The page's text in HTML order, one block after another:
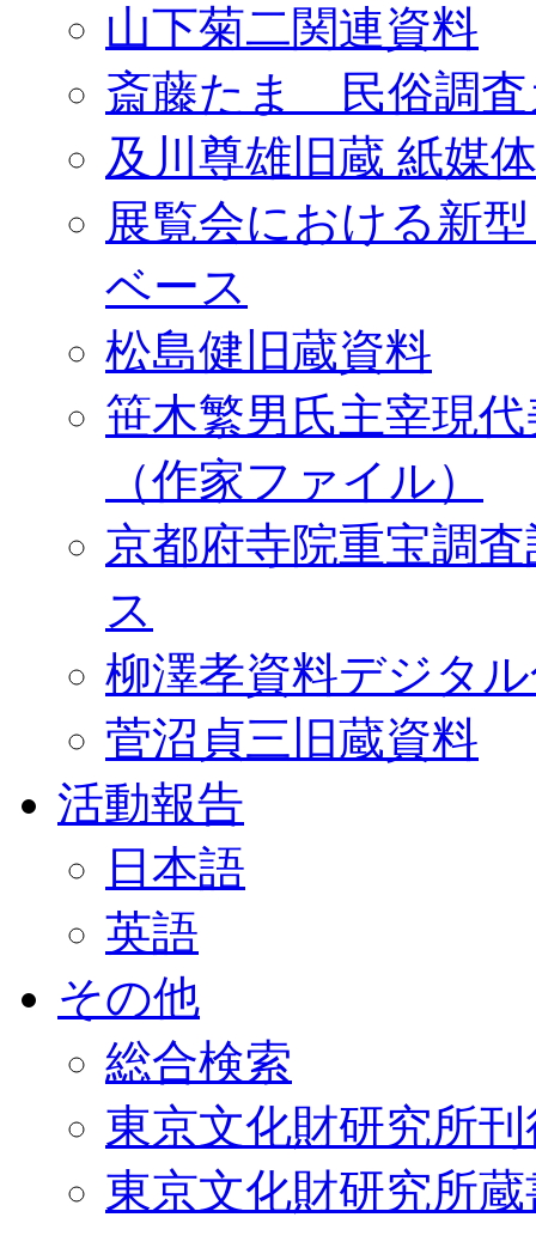
山下菊二関連資料
斎藤たま 民俗調査
及川尊雄旧蔵 紙媒
展覧会における新
ベース
松島健旧蔵資料
笹木繁男氏主宰現
（作家ファイル）
京都府寺院重宝調
ス
柳澤孝資料デジタ
菅沼貞三旧蔵資料
活動報告
日本語
英語
その他
総合検索
東京文化財研究所
東京文化財研究所